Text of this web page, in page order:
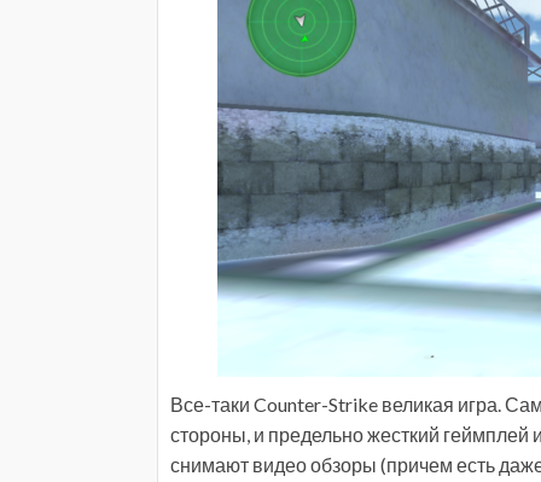
Все-таки Counter-Strike великая игра.
стороны, и предельно жесткий геймплей
снимают видео обзоры (причем есть